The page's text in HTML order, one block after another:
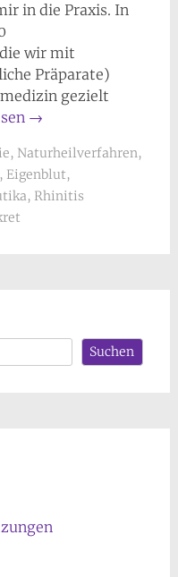
in die Praxis. In
wir mit
Präparate)
gezielt
→
, Naturheilverfahren,
, Eigenblut,
, Rhinitis
Suchen